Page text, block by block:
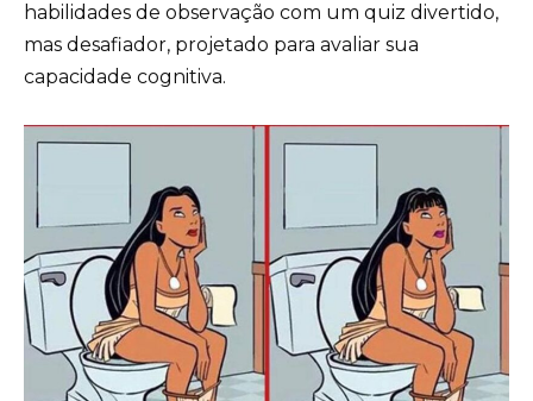
habilidades de observação com um quiz divertido,
mas desafiador, projetado para avaliar sua
capacidade cognitiva.